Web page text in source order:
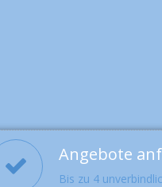
Angebote
Bis zu 4